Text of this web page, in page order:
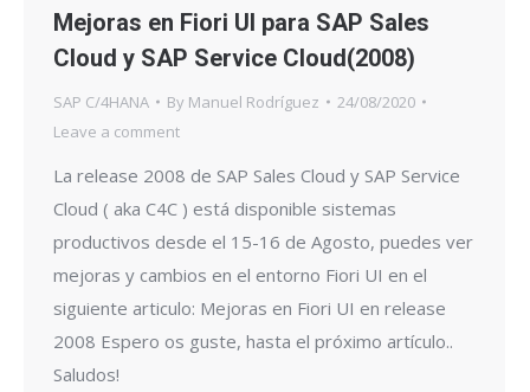
Mejoras en Fiori UI para SAP Sales
Cloud y SAP Service Cloud(2008)
SAP C/4HANA By Manuel Rodríguez
24/08/2020
Leave a comment
La release 2008 de SAP Sales Cloud y SAP Service
Cloud ( aka C4C ) está disponible sistemas
productivos desde el 15-16 de Agosto, puedes ver
mejoras y cambios en el entorno Fiori UI en el
siguiente articulo: Mejoras en Fiori UI en release
2008 Espero os guste, hasta el próximo artículo..
Saludos!